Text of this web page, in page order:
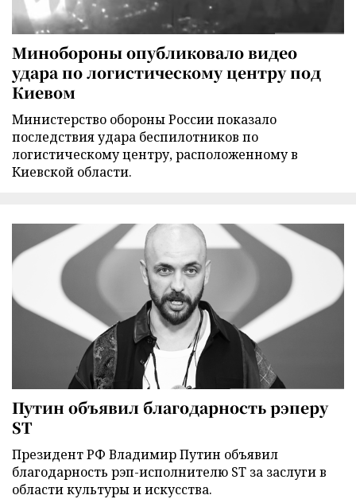
Минобороны опубликовало видео
удара по логистическому центру под
Киевом
Министерство обороны России показало
последствия удара беспилотников по
логистическому центру, расположенному в
Киевской области.
Путин объявил благодарность рэперу
ST
Президент РФ Владимир Путин объявил
благодарность рэп-исполнителю ST за заслуги в
области культуры и искусства.